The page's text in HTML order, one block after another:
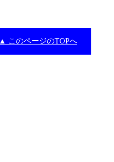
▲ このページのTOPへ